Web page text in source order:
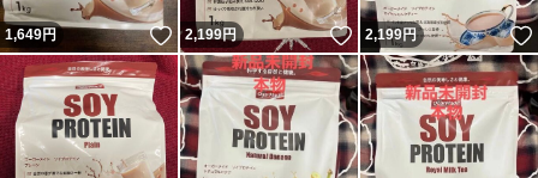
1,649円 いいね！
2,199円 いいね！
2,199円